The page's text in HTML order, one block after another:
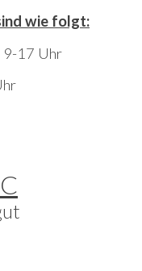
wie folgt:
9-17 Uhr